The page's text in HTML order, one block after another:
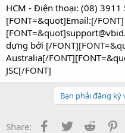
HCM - Điện thoại: (08)
[FONT=&quot]Email:[/FONT]
[FONT=&quot]
dựng bởi [/FONT]
Australia[/FONT]
JSC[/FONT]
Bạn phải đăng ký
Share: Facebook
Twitter Reddit